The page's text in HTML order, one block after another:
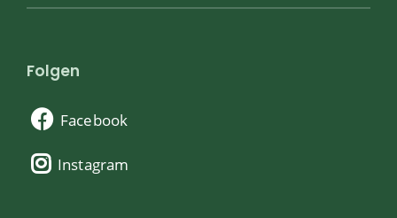
Folgen
Facebook
Instagram